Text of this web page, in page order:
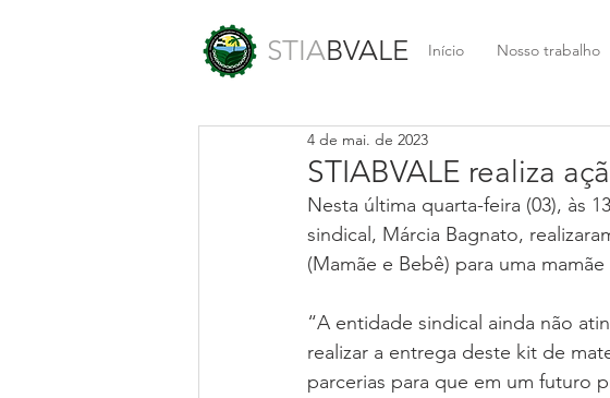
STIABVALE Início Nosso trabalho
STIABVALE realiza
4 de mai. de 2023
Nesta última quarta-feira (03), às
sindical, Márcia Bagnato,
(Mamãe e Bebê) para uma mamãe
“A entidade sindical ainda não
realizar a entrega deste kit de
parcerias para que em um futuro